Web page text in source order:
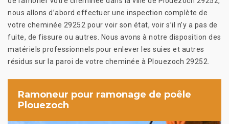
nous allons d’abord effectuer une inspection complète de
votre cheminée 29252 pour voir son état, voir s’il n’y a pas de
fuite, de fissure ou autres. Nous avons à notre disposition des
matériels professionnels pour enlever les suies et autres
résidus sur la paroi de votre cheminée à Plouezoch 29252.
Ramoneur pour ramonage de poêle
Plouezoch